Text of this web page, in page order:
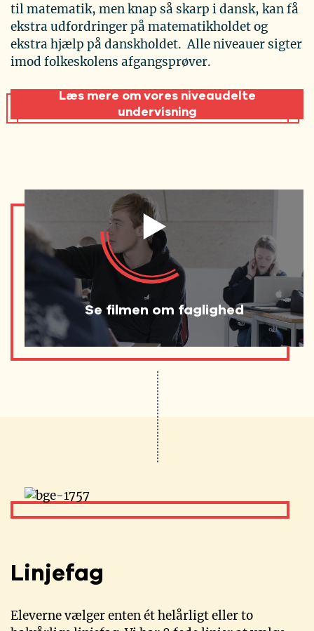
til matematik, men knap så skarp i dansk, kan få
ekstra udfordringer på matematikholdet og
ekstra hjælp på danskholdet. Alle niveauer sigter
imod folkeskolens afgangsprøver.
Læs mere om vores niveaudelte
undervisning
Se filmen om faglighed
Linjefag
Eleverne vælger enten ét helårligt eller to